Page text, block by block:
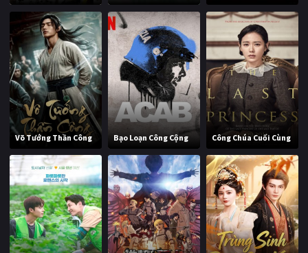
Võ Tướng Thần Công Bạo Loạn Công Cộng Công Chúa Cuối Cùng